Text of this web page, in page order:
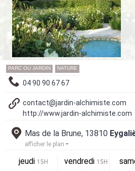
PARC OU JARDIN NATURE
04 90 90 67 67
contact@jardin-alchimiste.com
http://www.jardin-alchimiste.com
Mas de la Brune, 13810
afficher le plan
jeudi 15H vendredi 15H